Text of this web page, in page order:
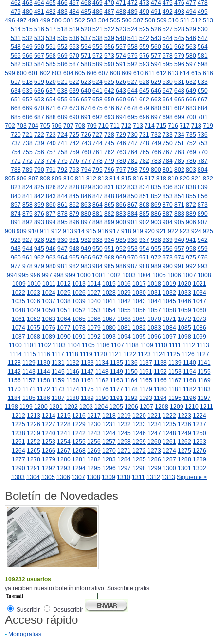
462 463 464 465 466 467 468 469 470 471 472 473 474 475 476 477 478
479 480 481 482 483 484 485 486 487 488 489 490 491 492 493 494 495
496 497 498 499 500 501 502 503 504 505 506 507 508 509 510 511 512 513
514 515 516 517 518 519 520 521 522 523 524 525 526 527 528 529 530
531 532 533 534 535 536 537 538 539 540 541 542 543 544 545 546 547
548 549 550 551 552 553 554 555 556 557 558 559 560 561 562 563 564
565 566 567 568 569 570 571 572 573 574 575 576 577 578 579 580 581
582 583 584 585 586 587 588 589 590 591 592 593 594 595 596 597 598
599 600 601 602 603 604 605 606 607 608 609 610 611 612 613 614 615 616
617 618 619 620 621 622 623 624 625 626 627 628 629 630 631 632 633
634 635 636 637 638 639 640 641 642 643 644 645 646 647 648 649 650
651 652 653 654 655 656 657 658 659 660 661 662 663 664 665 666 667
668 669 670 671 672 673 674 675 676 677 678 679 680 681 682 683 684
685 686 687 688 689 690 691 692 693 694 695 696 697 698 699 700 701
702 703 704 705 706 707 708 709 710 711 712 713 714 715 716 717 718 719
720 721 722 723 724 725 726 727 728 729 730 731 732 733 734 735 736
737 738 739 740 741 742 743 744 745 746 747 748 749 750 751 752 753
754 755 756 757 758 759 760 761 762 763 764 765 766 767 768 769 770
771 772 773 774 775 776 777 778 779 780 781 782 783 784 785 786 787
788 789 790 791 792 793 794 795 796 797 798 799 800 801 802 803 804
805 806 807 808 809 810 811 812 813 814 815 816 817 818 819 820 821 822
823 824 825 826 827 828 829 830 831 832 833 834 835 836 837 838 839
840 841 842 843 844 845 846 847 848 849 850 851 852 853 854 855 856
857 858 859 860 861 862 863 864 865 866 867 868 869 870 871 872 873
874 875 876 877 878 879 880 881 882 883 884 885 886 887 888 889 890
891 892 893 894 895 896 897 898 899 900 901 902 903 904 905 906 907
908 909 910 911 912 913 914 915 916 917 918 919 920 921 922 923 924 925
926 927 928 929 930 931 932 933 934 935 936 937 938 939 940 941 942
943 944 945 946 947 948 949 950 951 952 953 954 955 956 957 958 959
960 961 962 963 964 965 966 967 968 969 970 971 972 973 974 975 976
977 978 979 980 981 982 983 984 985 986 987 988 989 990 991 992 993
994 995 996 997 998 999 1000 1001 1002 1003 1004 1005 1006 1007 1008
1009 1010 1011 1012 1013 1014 1015 1016 1017 1018 1019 1020 1021
1022 1023 1024 1025 1026 1027 1028 1029 1030 1031 1032 1033 1034
1035 1036 1037 1038 1039 1040 1041 1042 1043 1044 1045 1046 1047
1048 1049 1050 1051 1052 1053 1054 1055 1056 1057 1058 1059 1060
1061 1062 1063 1064 1065 1066 1067 1068 1069 1070 1071 1072 1073
1074 1075 1076 1077 1078 1079 1080 1081 1082 1083 1084 1085 1086
1087 1088 1089 1090 1091 1092 1093 1094 1095 1096 1097 1098 1099
1100 1101 1102 1103 1104 1105 1106 1107 1108 1109 1110 1111 1112 1113
1114 1115 1116 1117 1118 1119 1120 1121 1122 1123 1124 1125 1126 1127
1128 1129 1130 1131 1132 1133 1134 1135 1136 1137 1138 1139 1140 1141
1142 1143 1144 1145 1146 1147 1148 1149 1150 1151 1152 1153 1154 1155
1156 1157 1158 1159 1160 1161 1162 1163 1164 1165 1166 1167 1168 1169
1170 1171 1172 1173 1174 1175 1176 1177 1178 1179 1180 1181 1182 1183
1184 1185 1186 1187 1188 1189 1190 1191 1192 1193 1194 1195 1196 1197
1198 1199 1200 1201 1202 1203 1204 1205 1206 1207 1208 1209 1210 1211
1212 1213 1214 1215 1216 1217 1218 1219 1220 1221 1222 1223 1224
1225 1226 1227 1228 1229 1230 1231 1232 1233 1234 1235 1236 1237
1238 1239 1240 1241 1242 1243 1244 1245 1246 1247 1248 1249 1250
1251 1252 1253 1254 1255 1256 1257 1258 1259 1260 1261 1262 1263
1264 1265 1266 1267 1268 1269 1270 1271 1272 1273 1274 1275 1276
1277 1278 1279 1280 1281 1282 1283 1284 1285 1286 1287 1288 1289
1290 1291 1292 1293 1294 1295 1296 1297 1298 1299 1300 1301 1302
1303 1304 1305 1306 1307 1308 1309 1310 1311 1312 1313 Siguiente >
Boletín de Novedades
109232 usuarios
ya reciben nuestro boletín informativo. Suscribite gratis.
Suscribir Desuscribir
Acceso rápido
• Monografias